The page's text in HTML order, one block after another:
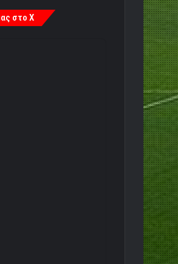
στο X